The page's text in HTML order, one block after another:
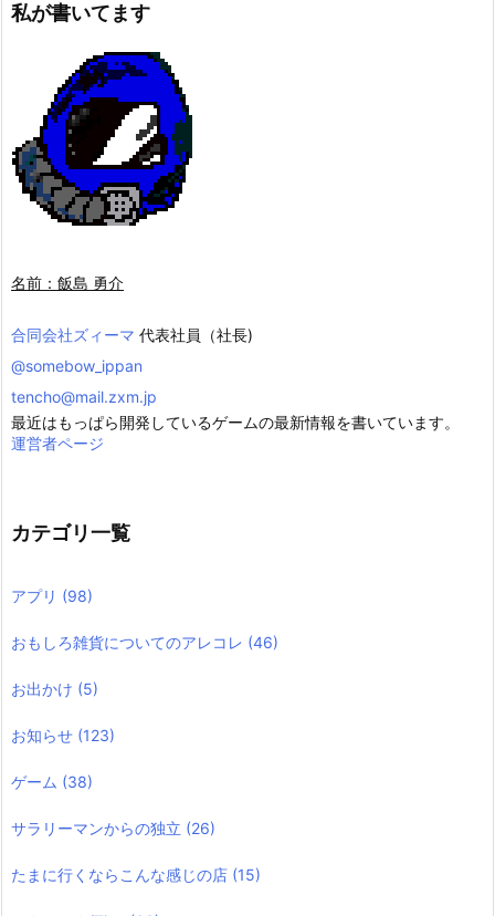
私が書いてます
名前：飯島 勇介
合同会社ズィーマ 代表社員（社長)
@somebow_ippan
tencho@mail.zxm.jp
最近はもっぱら開発しているゲームの最新情報を書いています。
運営者ページ
カテゴリ一覧
アプリ (98)
おもしろ雑貨についてのアレコレ (46)
お出かけ (5)
お知らせ (123)
ゲーム (38)
サラリーマンからの独立 (26)
たまに行くならこんな感じの店 (15)